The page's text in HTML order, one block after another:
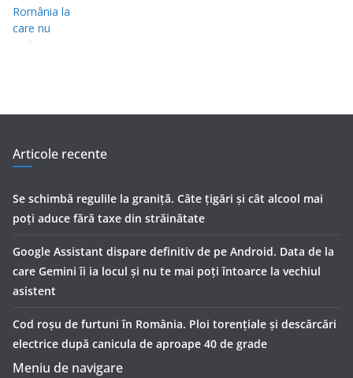
Articole recente
Se schimbă regulile la graniță. Câte țigări și cât alcool mai
poți aduce fără taxe din străinătate
Google Assistant dispare definitiv de pe Android. Data de la
care Gemini îi ia locul și nu te mai poți întoarce la vechiul
asistent
Cod roșu de furtuni în România. Ploi torențiale și descărcări
electrice după canicula de aproape 40 de grade
Meniu de navigare